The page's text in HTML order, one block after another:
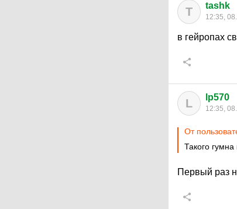
T tashk
12:35,
в гейропах
L lp570
12:35,
От
Такого
Первый раз